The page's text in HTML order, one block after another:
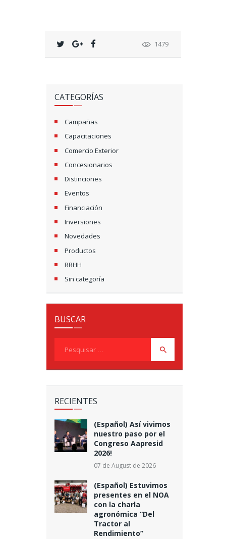
1479
CATEGORÍAS
Campañas
Capacitaciones
Comercio Exterior
Concesionarios
Distinciones
Eventos
Financiación
Inversiones
Novedades
Productos
RRHH
Sin categoría
BUSCAR
RECIENTES
(Español) Así vivimos
nuestro paso por el
Congreso Aapresid
2026!
07 de August de 2026
(Español) Estuvimos
presentes en el NOA
con la charla
agronómica “Del
Tractor al
Rendimiento”